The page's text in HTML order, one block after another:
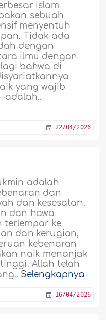
Islam
sebuah
menyentuh
Tidak ada
dengan
ilmu dengan
bahwa di
yang wajib
22/04/2026
adalah
dan
dan kesesatan.
dan hawa
terlempar ke
dan kerugian,
kebenaran
naik menanjak
Allah telah
Selengkapnya
16/04/2026